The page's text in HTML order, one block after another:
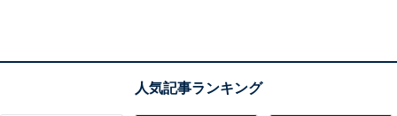
Bose「Ultra Open Earbuds LE」の口コミは？